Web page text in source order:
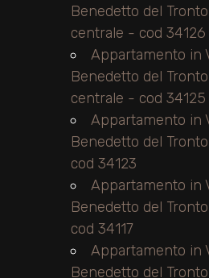
Benedetto del
centrale - cod 34126
Appartamento in
Benedetto del
centrale - cod 34125
Appartamento in
Benedetto del
cod 34123
Appartamento in
Benedetto del
cod 34117
Appartamento in
Benedetto del